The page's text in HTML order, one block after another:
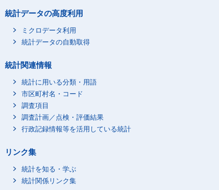
統計データの高度利用
ミクロデータ利用
統計データの自動取得
統計関連情報
統計に用いる分類・用語
市区町村名・コード
調査項目
調査計画／点検・評価結果
行政記録情報等を活用している統計
リンク集
統計を知る・学ぶ
統計関係リンク集